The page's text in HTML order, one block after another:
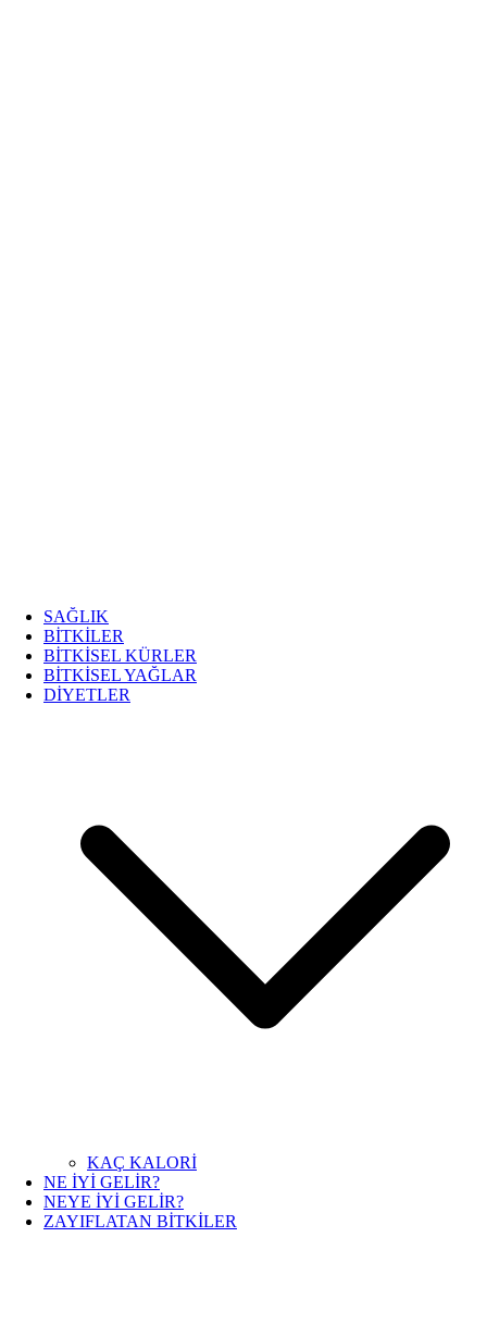
SAĞLIK
BİTKİLER
BİTKİSEL KÜRLER
BİTKİSEL YAĞLAR
DİYETLER
KAÇ KALORİ
NE İYİ GELİR?
NEYE İYİ GELİR?
ZAYIFLATAN BİTKİLER